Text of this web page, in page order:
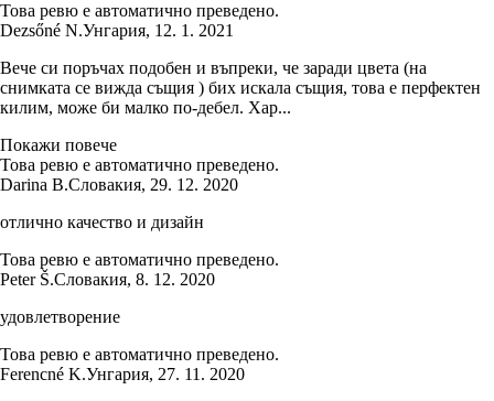
Това ревю е автоматично преведено.
Dezsőné N.Унгария, 12. 1. 2021
Вече си поръчах подобен и въпреки, че заради цвета (на
снимката се вижда същия ) бих искала същия, това е перфектен
килим, може би малко по-дебел. Хар...
Покажи повече
Това ревю е автоматично преведено.
Darina B.Словакия, 29. 12. 2020
отлично качество и дизайн
Това ревю е автоматично преведено.
Peter Š.Словакия, 8. 12. 2020
удовлетворение
Това ревю е автоматично преведено.
Ferencné K.Унгария, 27. 11. 2020